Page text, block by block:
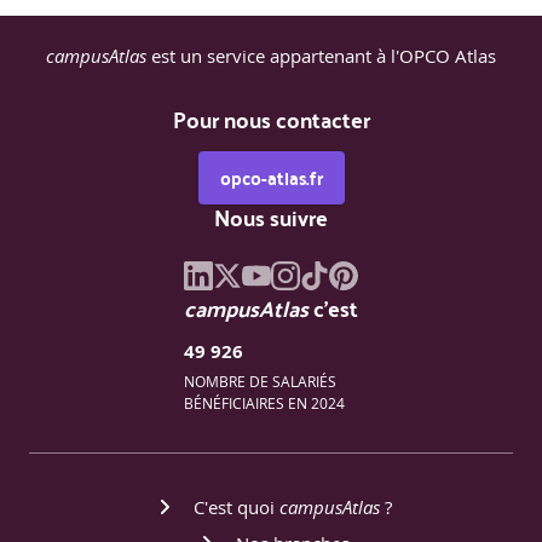
Méthodes et en-têtes http
Récupération de contenus HTML, XML ou JSON
Consommer un web Service en Javascript
: On alimente les titres des couvertures du TP
précédent par un appel à un Web Service
campusAtlas est un service appartenant à l'OPCO Atlas
Pour nous contacter
opco-atlas.fr
Nous suivre
campusAtlasc'est
49 926
NOMBRE DE SALARIÉS
BÉNÉFICIAIRES EN 2024
C'est quoi campusAtlas ?